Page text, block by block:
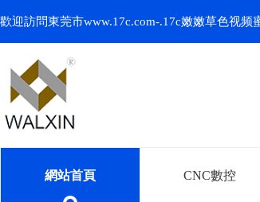
歡迎訪問東莞市www.17c.com-.17c嫩嫩草色视
網站首頁 CNC數控